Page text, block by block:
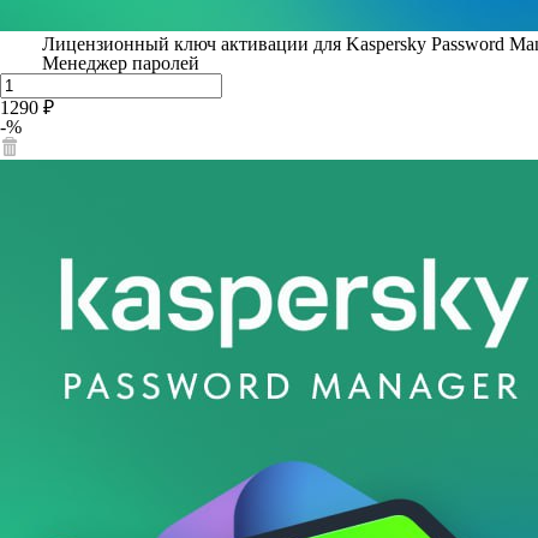
Лицензионный ключ активации для Kaspersky Password
Менеджер паролей
1290 ₽
-%